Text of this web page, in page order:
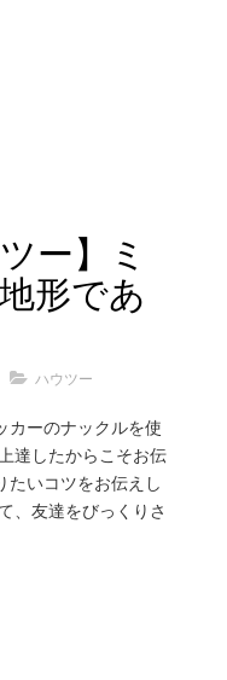
ー】ミ
形であ
ハウツー
カーのナックルを使
達したからこそお伝
たいコツをお伝えし
、友達をびっくりさ